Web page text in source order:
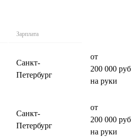
Зарплата
Санкт-
Петербург
от
200 000 руб.
на руки
Санкт-
Петербург
от
200 000 руб.
на руки